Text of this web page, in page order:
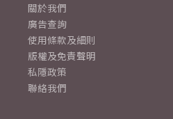
關於我們
廣告查詢
使用條款及細則
版權及免責聲明
私隱政策
聯絡我們